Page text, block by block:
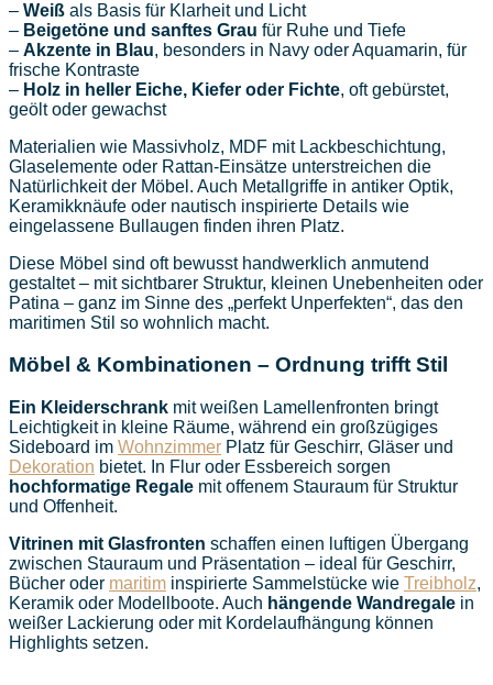
– Weiß als Basis für Klarheit und Licht
– Beigetöne und sanftes Grau für Ruhe und Tiefe
– Akzente in Blau, besonders in Navy oder Aquamarin, für
frische Kontraste
– Holz in heller Eiche, Kiefer oder Fichte, oft gebürstet,
geölt oder gewachst
Materialien wie Massivholz, MDF mit Lackbeschichtung,
Glaselemente oder Rattan-Einsätze unterstreichen die
Natürlichkeit der Möbel. Auch Metallgriffe in antiker Optik,
Keramikknäufe oder nautisch inspirierte Details wie
eingelassene Bullaugen finden ihren Platz.
Diese Möbel sind oft bewusst handwerklich anmutend
gestaltet – mit sichtbarer Struktur, kleinen Unebenheiten oder
Patina – ganz im Sinne des „perfekt Unperfekten“, das den
maritimen Stil so wohnlich macht.
Möbel & Kombinationen – Ordnung trifft Stil
Ein Kleiderschrank mit weißen Lamellenfronten bringt
Leichtigkeit in kleine Räume, während ein großzügiges
Sideboard im Wohnzimmer Platz für Geschirr, Gläser und
Dekoration bietet. In Flur oder Essbereich sorgen
hochformatige Regale mit offenem Stauraum für Struktur
und Offenheit.
Vitrinen mit Glasfronten schaffen einen luftigen Übergang
zwischen Stauraum und Präsentation – ideal für Geschirr,
Bücher oder maritim inspirierte Sammelstücke wie Treibholz,
Keramik oder Modellboote. Auch hängende Wandregale in
weißer Lackierung oder mit Kordelaufhängung können
Highlights setzen.